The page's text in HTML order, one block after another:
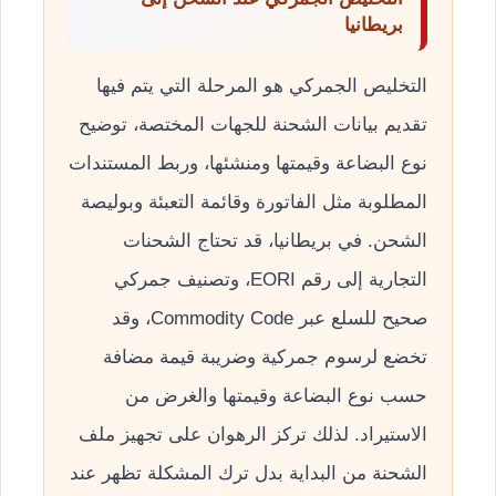
بريطانيا
التخليص الجمركي هو المرحلة التي يتم فيها
تقديم بيانات الشحنة للجهات المختصة، توضيح
نوع البضاعة وقيمتها ومنشئها، وربط المستندات
المطلوبة مثل الفاتورة وقائمة التعبئة وبوليصة
الشحن. في بريطانيا، قد تحتاج الشحنات
التجارية إلى رقم EORI، وتصنيف جمركي
صحيح للسلع عبر Commodity Code، وقد
تخضع لرسوم جمركية وضريبة قيمة مضافة
حسب نوع البضاعة وقيمتها والغرض من
الاستيراد. لذلك تركز الرهوان على تجهيز ملف
الشحنة من البداية بدل ترك المشكلة تظهر عند